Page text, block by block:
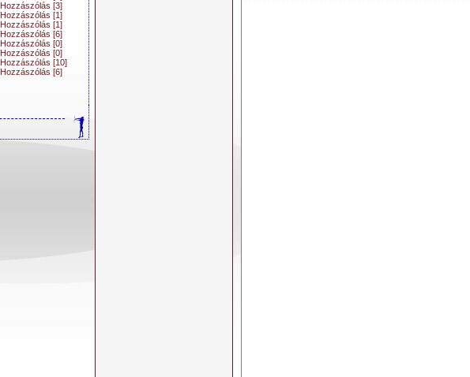
Hozzászólás [3]
Hozzászólás [1]
Hozzászólás [1]
Hozzászólás [6]
Hozzászólás [0]
Hozzászólás [0]
Hozzászólás [10]
Hozzászólás [6]